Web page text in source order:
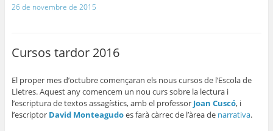
26 de novembre de 2015
Cursos tardor 2016
El proper mes d’octubre començaran els nous cursos de l’Escola de
Lletres. Aquest any comencem un nou curs sobre la lectura i
l’escriptura de textos assagístics, amb el professor Joan Cuscó, i
l’escriptor David Monteagudoes farà càrrec de l’àrea de narrativa.